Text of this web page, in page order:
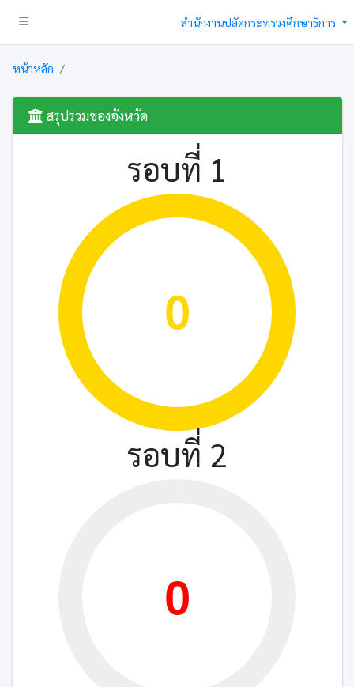
สำนักงานปลัดกระทรวงศึกษาธิการ
หน้าหลัก
สรุปรวมของจังหวัด
รอบที่ 1
รอบที่ 2